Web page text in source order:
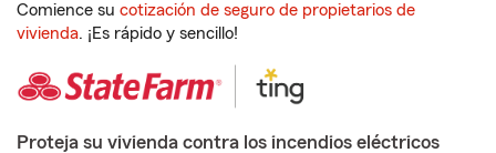
Comience su cotización de seguro de propietarios de
vivienda. ¡Es rápido y sencillo!
Proteja su vivienda contra los incendios eléctricos